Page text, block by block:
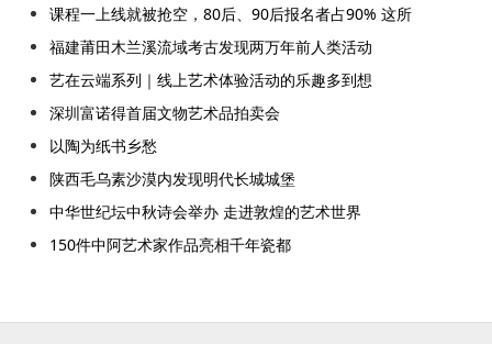
课程一上线就被抢空，80后、90后报名者占90% 这所
福建莆田木兰溪流域考古发现两万年前人类活动
艺在云端系列｜线上艺术体验活动的乐趣多到想
深圳富诺得首届文物艺术品拍卖会
以陶为纸书乡愁
陕西毛乌素沙漠内发现明代长城城堡
中华世纪坛中秋诗会举办 走进敦煌的艺术世界
150件中阿艺术家作品亮相千年瓷都